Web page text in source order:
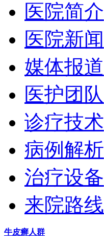
医院简介
医院新闻
媒体报道
医护团队
诊疗技术
病例解析
治疗设备
来院路线
牛皮癣人群